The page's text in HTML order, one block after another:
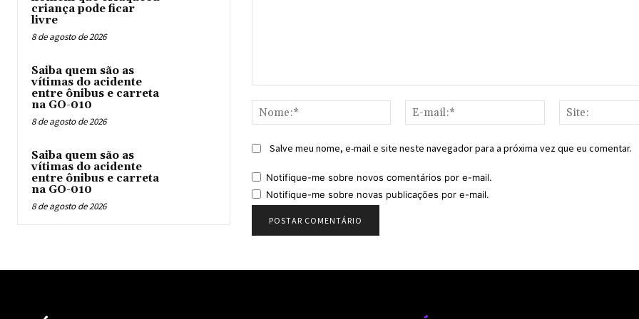
criança pode ficar
livre
8 de agosto de 2026
Saiba quem são as
vítimas do acidente
entre ônibus e carreta
na GO-010
8 de agosto de 2026
Saiba quem são as
vítimas do acidente
entre ônibus e carreta
na GO-010
8 de agosto de 2026
Nome:*
mail:*
Salve meu nome, e-mail e site neste navegador para a próxima vez que eu comentar.
Notifique-me sobre novos comentários por e-mail.
Notifique-me sobre novas publicações por e-mail.